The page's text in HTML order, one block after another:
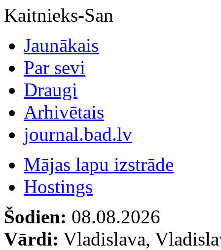
Kaitnieks-San
Jaunākais
Par sevi
Draugi
Arhivētais
journal.bad.lv
Mājas lapu izstrāde
Hostings
Šodien: 08.08.2026
Vārdi: Vladislava,